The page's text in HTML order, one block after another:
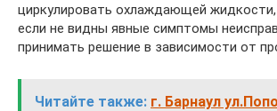
циркулировать охлаждающей жидкости,
если не видны явные симптомы
принимать решение в зависимости от
Читайте также: г. Барнаул